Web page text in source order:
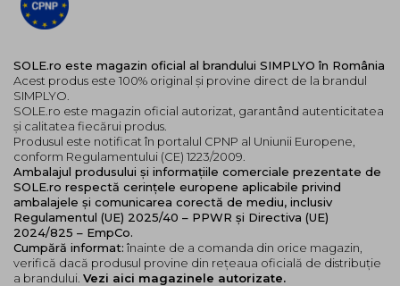
SOLE.ro este magazin oficial al brandului SIMPLYO în România
Acest produs este 100% original și provine direct de la brandul
SIMPLYO.
SOLE.ro este magazin oficial autorizat, garantând autenticitatea
și calitatea fiecărui produs.
Produsul este notificat în portalul CPNP al Uniunii Europene,
conform Regulamentului (CE) 1223/2009.
Ambalajul produsului și informațiile comerciale prezentate de
SOLE.ro respectă cerințele europene aplicabile privind
ambalajele și comunicarea corectă de mediu, inclusiv
Regulamentul (UE) 2025/40 – PPWR și Directiva (UE)
2024/825 – EmpCo.
Cumpără informat: înainte de a comanda din orice magazin,
verifică dacă produsul provine din rețeaua oficială de distribuție
a brandului. Vezi aici magazinele autorizate.